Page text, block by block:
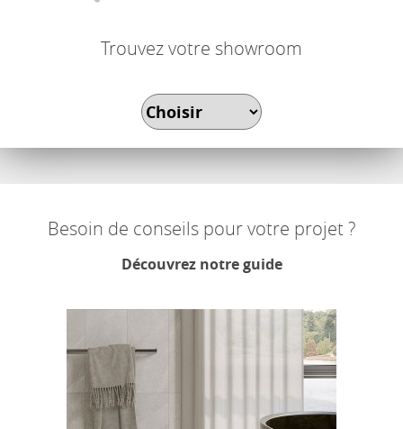
Trouvez votre showroom
Besoin de conseils pour votre projet ?
Découvrez notre guide